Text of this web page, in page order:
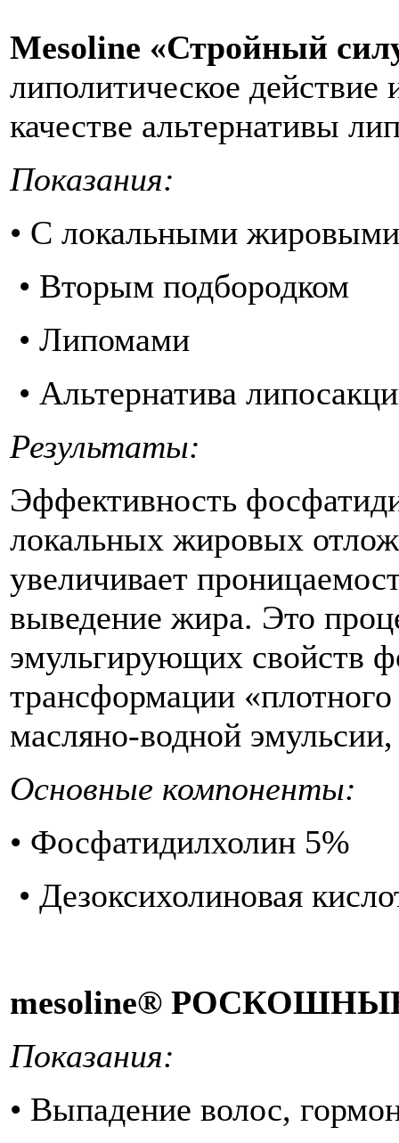
Mesoline «Стройный
липолитическое действие
качестве альтернативы
Показания:
• С локальными
• Вторым подбородком
• Липомами
• Альтернатива
Результаты:
Эффективность
локальных жировых
увеличивает
выведение жира. Это
эмульгирующих свойств
трансформации
масляно-водной
Основные
• Фосфатидилхолин 5%
• Дезоксихолиновая
mesoline®
Показания:
• Выпадение волос,